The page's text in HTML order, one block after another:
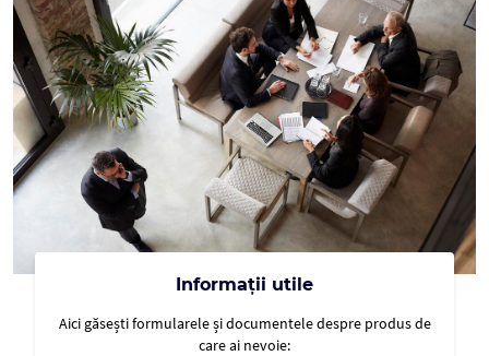
Informații utile
Aici găsești formularele și documentele despre produs de
care ai nevoie: